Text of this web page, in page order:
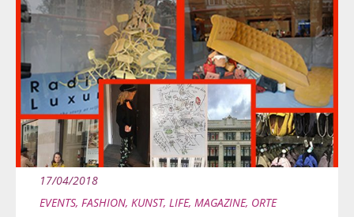
17/04/2018
EVENTS, FASHION, KUNST, LIFE, MAGAZINE, ORTE